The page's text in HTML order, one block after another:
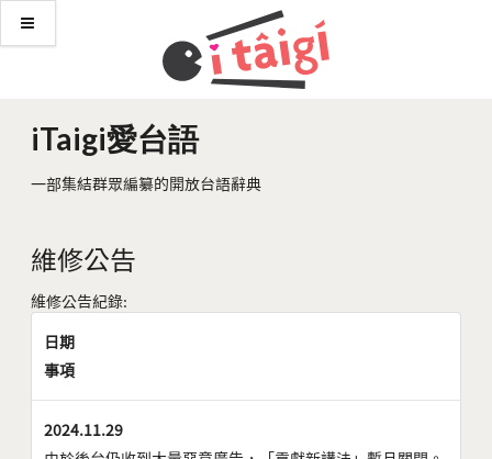
iTaigi愛台語
一部集結群眾編纂的開放台語辭典
維修公告
維修公告紀錄:
日期
事項
2024.11.29